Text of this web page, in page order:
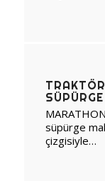
süpürge
çizgisiyle…